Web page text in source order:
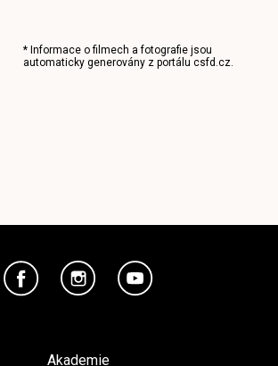
* Informace o filmech a fotografie jsou
automaticky generovány z portálucsfd.cz.
Akademie